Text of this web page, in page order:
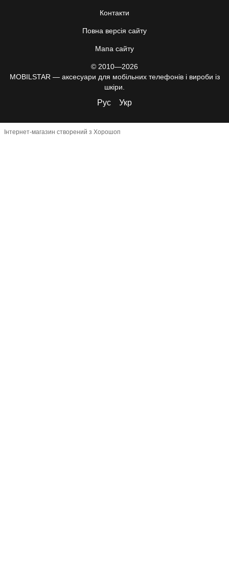
Контакти
Повна версія сайту
Мапа сайту
© 2010—2026
MOBILSTAR — аксесуари для мобільних телефонів і вироби із
шкіри.
Рус Укр
Інтернет-магазин створений з Хорошоп